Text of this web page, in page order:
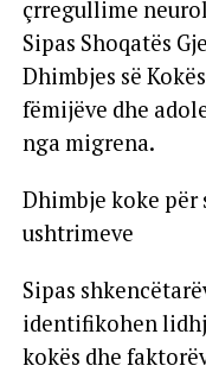
çrregullime
Sipas Shoqatës
Dhimbjes së
fëmijëve dhe
nga migrena.
Dhimbje koke për
ushtrimeve
Sipas
identifikohen
kokës dhe